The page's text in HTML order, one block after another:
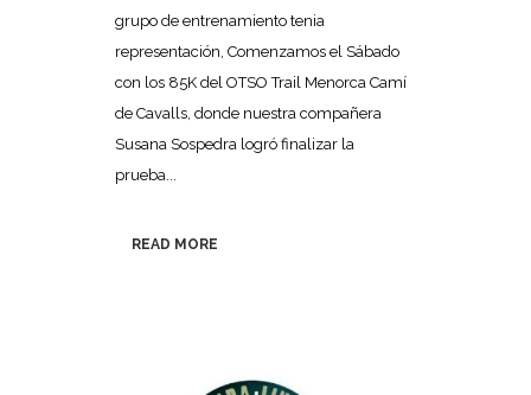
grupo de entrenamiento tenia
representación, Comenzamos el Sábado
con los 85K del OTSO Trail Menorca Camí
de Cavalls, donde nuestra compañera
Susana Sospedra logró finalizar la
prueba...
READ MORE